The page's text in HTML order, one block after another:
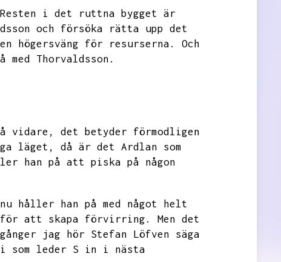
Resten i det ruttna bygget är
och försöka rätta upp det
högersväng för resurserna.
Och
med Thorvaldsson.
vidare,
det betyder förmodligen
läget,
då är det Ardlan som
han på att piska på någon
håller han på med något helt
för att skapa förvirring.
Men det
jag hör Stefan Löfven säga
som leder S in i nästa